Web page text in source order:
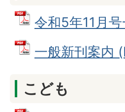
令和5年11月
一般新刊案内
こども